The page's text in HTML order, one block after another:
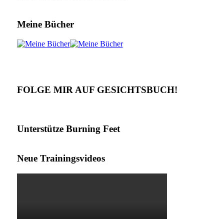
Meine Bücher
FOLGE MIR AUF GESICHTSBUCH!
Unterstütze Burning Feet
Neue Trainingsvideos